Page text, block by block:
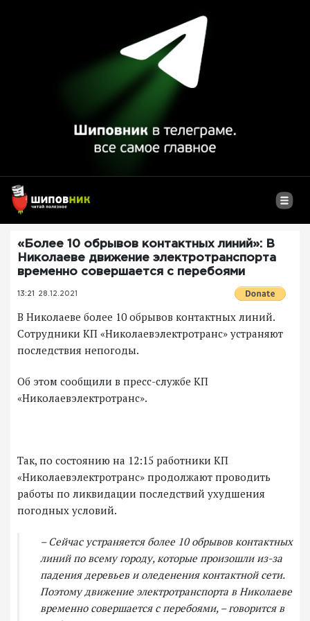
«Более 10 обрывов контактных линий»: В
Николаеве движение электротранспорта
временно совершается с перебоями
13:21 28.12.2021
В Николаеве более 10 обрывов контактных линий.
Сотрудники КП «Николаевэлектротранс» устраняют
последствия непогоды.
Об этом сообщили в пресс-службе КП
«Николаевэлектротранс».
Так, по состоянию на 12:15 работники КП
«Николаевэлектротранс» продолжают проводить
работы по ликвидации последствий ухудшения
погодных условий.
– Сейчас устраняется более 10 обрывов контактных
линий по всему городу, которые произошли из-за
падения деревьев и оледенения контактной сети.
Поэтому движение электротранспорта в Николаеве
временно совершается с перебоями, – говорится в